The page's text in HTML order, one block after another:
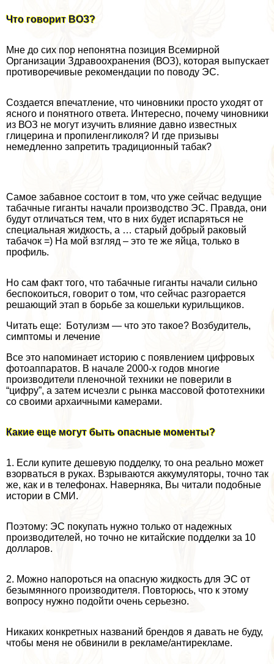
Что говорит ВОЗ?
Мне до сих пор непонятна позиция Всемирной
Организации Здравоохранения (ВОЗ), которая выпускает
противоречивые рекомендации по поводу ЭС.
Создается впечатление, что чиновники просто уходят от
ясного и понятного ответа. Интересно, почему чиновники
из ВОЗ не могут изучить влияние давно известных
глицерина и пропиленгликоля? И где призывы
немедленно запретить традиционный табак?
Самое забавное состоит в том, что уже сейчас ведущие
табачные гиганты начали производство ЭС. Правда, они
будут отличаться тем, что в них будет испаряться не
специальная жидкость, а … старый добрый paковый
табачок =) На мой взгляд – это те же яйца, только в
профиль.
Но сам факт того, что табачные гиганты начали сильно
беспокоиться, говорит о том, что сейчас разгорается
решающий этап в борьбе за кошельки курильщиков.
Читать еще: Ботулизм — что это такое? Возбудитель,
симптомы и лечение
Все это напоминает историю с появлением цифровых
фотоаппаратов. В начале 2000-х годов многие
производители пленочной техники не поверили в
“цифру”, а затем исчезли с рынка массовой фототехники
со своими архаичными камерами.
Какие еще могут быть опасные моменты?
1. Если купите дешевую подделку, то она реально может
взорваться в руках. Взрываются аккумуляторы, точно так
же, как и в телефонах. Наверняка, Вы читали подобные
истории в СМИ.
Поэтому: ЭС покупать нужно только от надежных
производителей, но точно не китайские подделки за 10
долларов.
2. Можно напороться на опасную жидкость для ЭС от
безымянного производителя. Повторюсь, что к этому
вопросу нужно подойти очень серьезно.
Никаких конкретных названий брендов я давать не буду,
чтобы меня не обвинили в рекламе/антирекламе.